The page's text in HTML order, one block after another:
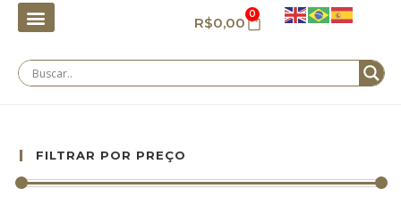
R$0,00 0
FILTRAR POR PREÇO